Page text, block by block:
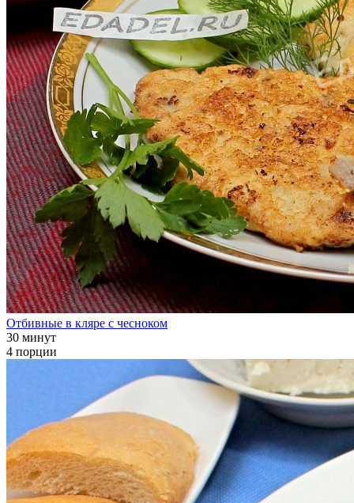
Отбивные в кляре с чесноком
30 минут
4 порции